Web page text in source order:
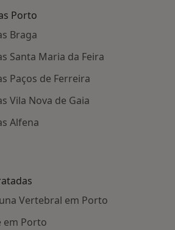
Porto
Braga
Santa Maria da Feira
Paços de Ferreira
Vila Nova de Gaia
Alfena
Vertebral em Porto
em Porto